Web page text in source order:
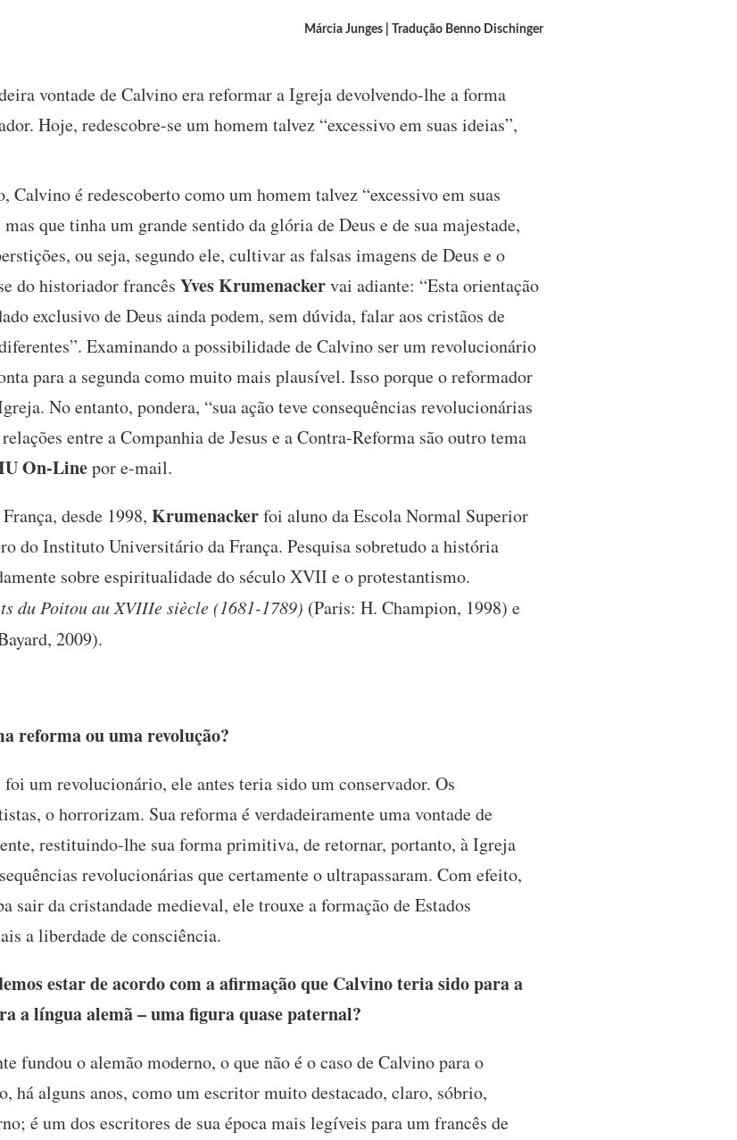
Márcia Junges | Tradução Benno Dischinger
vontade de Calvino era reformar a Igreja devolvendo-lhe a forma
Hoje, redescobre-se um homem talvez “excessivo em suas ideias”,
Calvino é redescoberto como um homem talvez “excessivo em suas
que tinha um grande sentido da glória de Deus e de sua majestade,
ou seja, segundo ele, cultivar as falsas imagens de Deus e o
do historiador francês Yves Krumenackervai adiante: “Esta orientação
exclusivo de Deus ainda podem, sem dúvida, falar aos cristãos de
Examinando a possibilidade de Calvino ser um revolucionário
para a segunda como muito mais plausível. Isso porque o reformador
No entanto, pondera, “sua ação teve consequências revolucionárias
entre a Companhia de Jesus e a Contra-Reforma são outro tema
On-Linepor e-mail.
desde 1998, Krumenackerfoi aluno da Escola Normal Superior
do Instituto Universitário da França. Pesquisa sobretudo a história
sobre espiritualidade do século XVII e o protestantismo.
du Poitou au XVIIIe siècle (1681-1789) (Paris: H. Champion, 1998) e
2009).
reforma ou uma revolução?
um revolucionário, ele antes teria sido um conservador. Os
o horrorizam. Sua reforma é verdadeiramente uma vontade de
restituindo-lhe sua forma primitiva, de retornar, portanto, à Igreja
revolucionárias que certamente o ultrapassaram. Com efeito,
sair da cristandade medieval, ele trouxe a formação de Estados
a liberdade de consciência.
estar de acordo com a afirmação que Calvino teria sido para a
a língua alemã – uma figura quase paternal?
fundou o alemão moderno, o que não é o caso de Calvino para o
há alguns anos, como um escritor muito destacado, claro, sóbrio,
é um dos escritores de sua época mais legíveis para um francês de